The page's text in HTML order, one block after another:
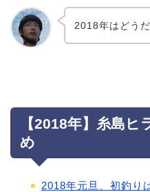
2018年はどう
【2018年】糸島ヒ
め
2018年元旦、初釣り